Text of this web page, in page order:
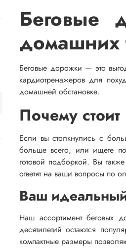
Беговые
домашних
Беговые дорожки — это
кардиотренажеров для
домашней обстановке.
Почему
Если вы столкнулись с
больше всего, или ищете
готовой подборкой. Вы
ответят на ваши вопросы по
Ваш
Наш ассортимент беговых
десятилетий остаются
компактные размеры